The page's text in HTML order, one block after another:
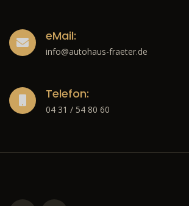
eMail:
info@autohaus-fraeter.de
Telefon:
04 31 / 54 80 60